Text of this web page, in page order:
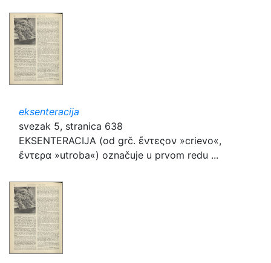
eksenteracija
svezak 5, stranica 638
EKSENTERACIJA (od grč. ἔντεςον »crievo«,
ἔντερα »utroba«) označuje u prvom redu ...